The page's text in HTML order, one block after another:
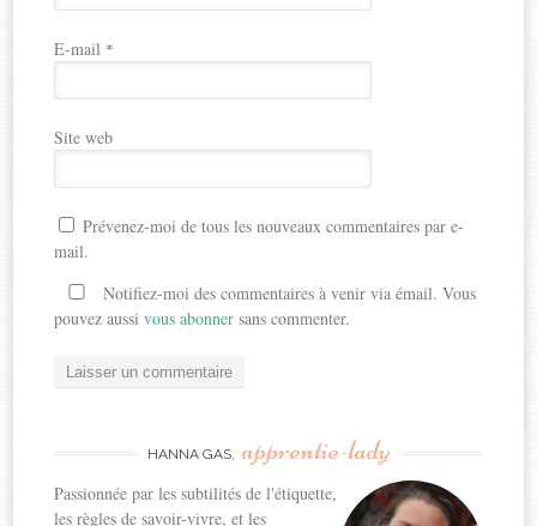
E-mail *
Site web
Prévenez-moi de tous les nouveaux commentaires par e-
mail.
Notifiez-moi des commentaires à venir via émail. Vous
pouvez aussivous abonner sans commenter.
HANNA GAS, apprentie-lady
Passionnée par les subtilités de l'étiquette,
les règles de savoir-vivre, et les